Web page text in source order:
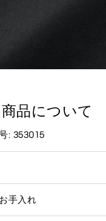
品について
: 353015
手入れ